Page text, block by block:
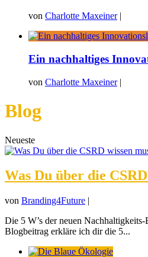
von Charlotte Maxeiner|
Ein nachhaltiges
von Charlotte Maxeiner|
Blog
Neueste
Was Du über die
von Branding4Future |
Die 5 W’s der neuen
Blogbeitrag erkläre ich dir die 5...